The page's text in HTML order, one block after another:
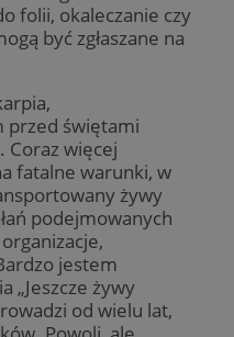
folii, okaleczanie czy
być zgłaszane na
przed świętami
Coraz więcej
fatalne warunki, w
żywy
podejmowanych
jestem
„Jeszcze żywy
od wielu lat,